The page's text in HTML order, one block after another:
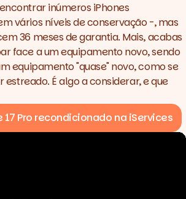
inúmerosiPhones
vários níveis de conservação -, mas
36 meses de garantia. Mais, acabas
face a um equipamento novo, sendo
equipamento "quase" novo, como se
estreado. É algo a considerar, e que
17 Pro recondicionado na iServices